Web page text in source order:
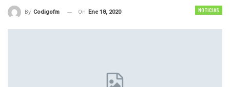
NOTICIAS
By Codigofm On Ene 18, 2020